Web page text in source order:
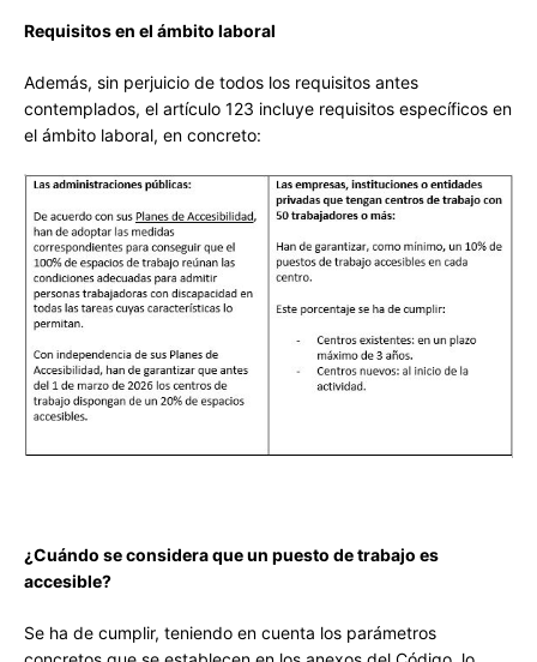
Requisitos en el ámbito laboral
Además, sin perjuicio de todos los requisitos antes
contemplados, el artículo 123 incluye requisitos específicos en
el ámbito laboral, en concreto:
¿Cuándo se considera que un puesto de trabajo es
accesible?
Se ha de cumplir, teniendo en cuenta los parámetros